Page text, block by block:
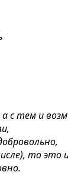
а с тем и
то